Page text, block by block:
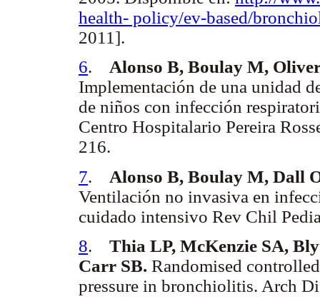
health- policy/ev-based/
2011].
6. Alonso B, Boulay M,
Implementación de una unidad
de niños con infección
Centro Hospitalario Pereira
216.
7. Alonso B, Boulay M, Dall
Ventilación no invasiva en
cuidado intensivo Rev Chil
8. Thia LP, McKenzie SA,
Carr SB. Randomised
pressure in bronchiolitis. Arch